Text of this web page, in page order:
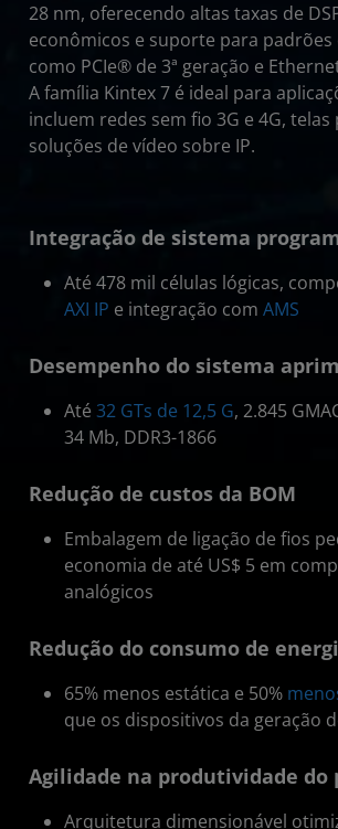
28 nm, oferecendo altas taxas de
econômicos e suporte para padrões
como PCIe® de 3ª geração e
A família Kintex 7 é ideal para
incluem redes sem fio 3G e 4G, telas
soluções de vídeo sobre IP.
Integração de sistema
Até 478 mil células lógicas,
AXI IP e integração com AMS
Desempenho do sistema
Até 32 GTs de 12,5 G, 2.845
34 Mb, DDR3-1866
Redução de custos da BOM
Embalagem de ligação de fios
economia de até US$ 5 em
analógicos
Redução do consumo de
65% menos estática e 50%
que os dispositivos da geração
Agilidade na produtividade do
Arquitetura dimensionável